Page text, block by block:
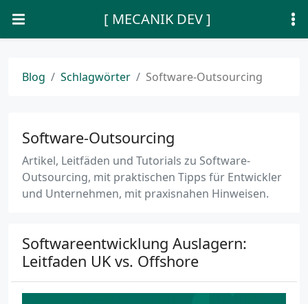
[ MECANIK DEV ]
Blog Schlagwörter Software-Outsourcing
Software-Outsourcing
Artikel, Leitfäden und Tutorials zu Software-
Outsourcing, mit praktischen Tipps für Entwickler
und Unternehmen, mit praxisnahen Hinweisen.
Softwareentwicklung Auslagern:
Leitfaden UK vs. Offshore